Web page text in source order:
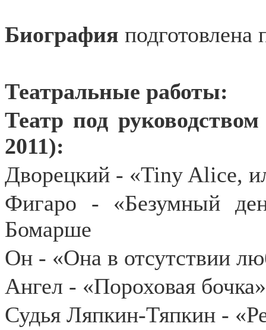
Биография
Театральные работы:
Театр под
2011):
Дворецкий - «Tiny Alice,
Фигаро - «Безумный
Бомарше
Он - «Она в отсутствии
Ангел - «Пороховая бочка»
Судья Ляпкин-Тяпкин -